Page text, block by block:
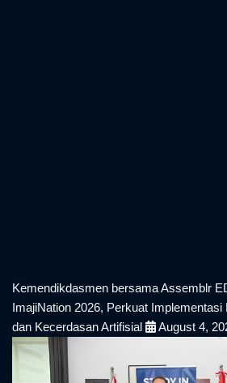
Kemendikdasmen bersama Assemblr
ImajiNation 2026, Perkuat Implementasi
dan Kecerdasan Artifisial
August 4,